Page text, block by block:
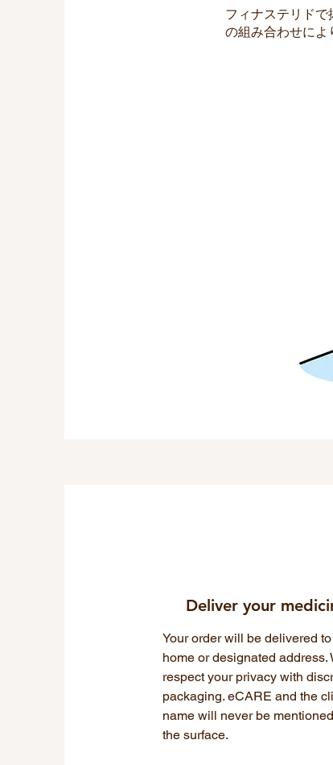
フィナステリドで
の組み合わせによ
Deliver your
Your order will be delivered
home or designated address.
respect your privacy with
packaging. eCARE and the
name will never be
the surface.